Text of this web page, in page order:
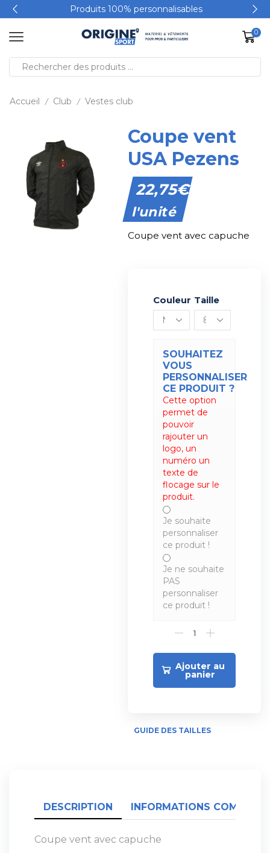
Produits 100% personnalisables
0
Accueil / Club / Vestes club
Coupe vent
USA Pezens
22,75€
l'unité
Coupe vent avec capuche
Couleur Taille
SOUHAITEZ
VOUS
PERSONNALISER
CE PRODUIT ?
Cette option
permet de
pouvoir
rajouter un
logo, un
numéro un
texte de
flocage sur le
produit.
Je souhaite
personnaliser
ce produit !
Je ne souhaite
PAS
personnaliser
ce produit !
Ajouter au
panier
Alternative:
GUIDE DES TAILLES
DESCRIPTION INFORMATIONS
Coupe vent avec capuche